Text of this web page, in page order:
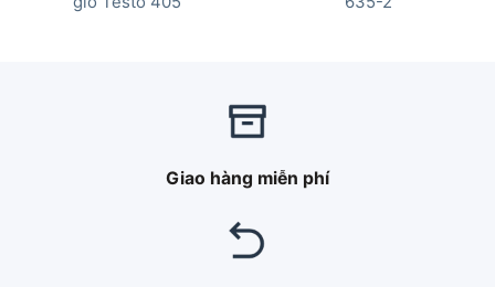
Giao hàng miễn phí